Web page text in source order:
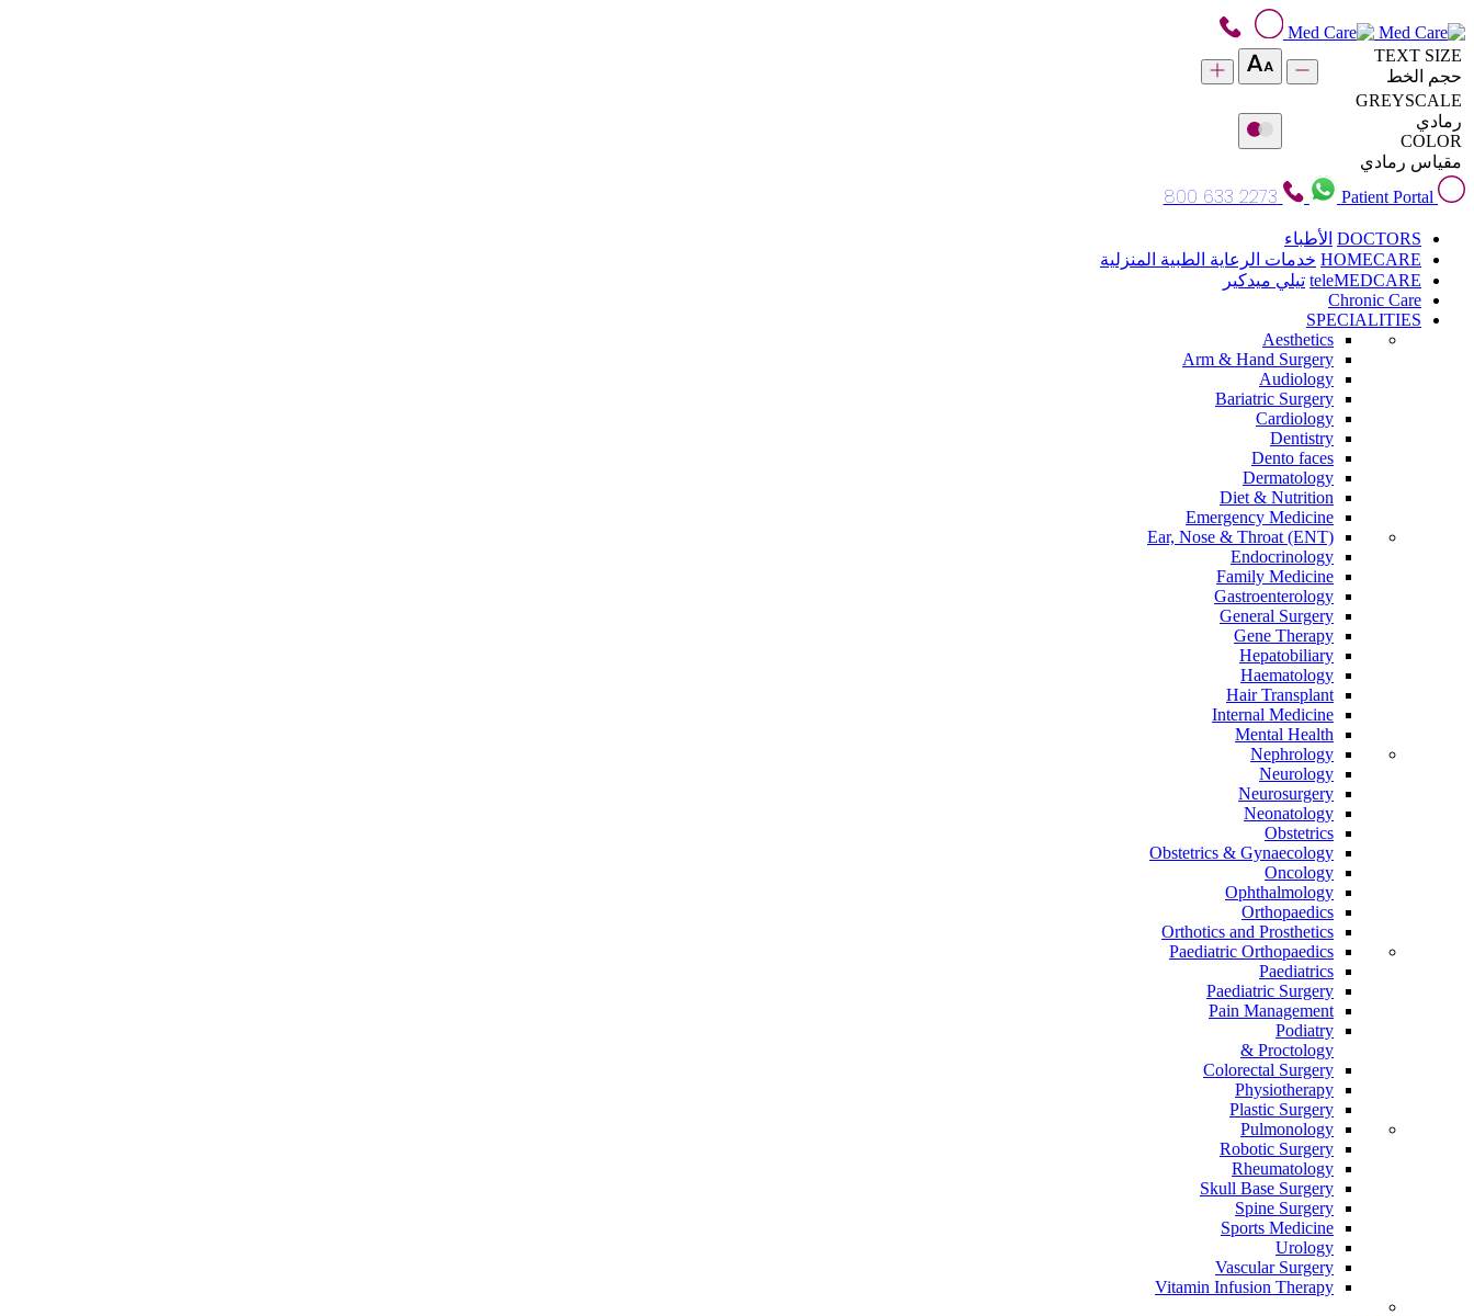
TEXT SIZE
حجم الخط
GREYSCALE
رمادي
COLOR
مقياس رمادي
Patient Portal
800 633 2273
DOCTORS الأطباء
HOMECARE خدمات الرعاية الطبية المنزلية
teleMEDCARE تيلي ميدكير
Chronic Care
SPECIALITIES
Aesthetics
Arm & Hand Surgery
Audiology
Bariatric Surgery
Cardiology
Dentistry
Dento faces
Dermatology
Diet & Nutrition
Emergency Medicine
Ear, Nose & Throat (ENT)
Endocrinology
Family Medicine
Gastroenterology
General Surgery
Gene Therapy
Hepatobiliary
Haematology
Hair Transplant
Internal Medicine
Mental Health
Nephrology
Neurology
Neurosurgery
Neonatology
Obstetrics
Obstetrics & Gynaecology
Oncology
Ophthalmology
Orthopaedics
Orthotics and Prosthetics
Paediatric Orthopaedics
Paediatrics
Paediatric Surgery
Pain Management
Podiatry
Proctology &
Colorectal Surgery
Physiotherapy
Plastic Surgery
Pulmonology
Robotic Surgery
Rheumatology
Skull Base Surgery
Spine Surgery
Sports Medicine
Urology
Vascular Surgery
Vitamin Infusion Therapy